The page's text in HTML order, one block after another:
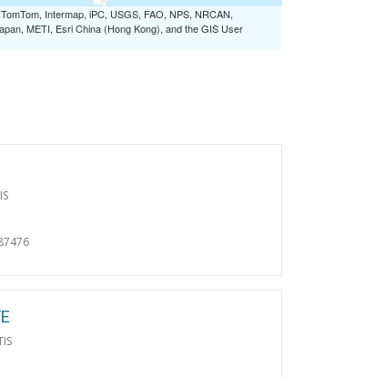
Intermap, iPC, USGS, FAO, NPS, NRCAN,
METI, Esri China (Hong Kong), and the GIS User